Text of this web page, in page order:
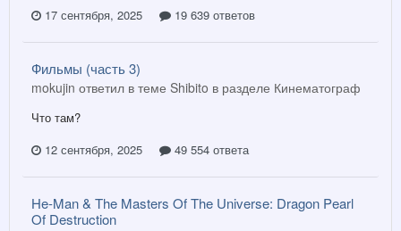
17 сентября, 2025
19 639 ответов
Фильмы (часть 3)
mokujin ответил в теме Shibito в разделе Кинематограф
Что там?
12 сентября, 2025
49 554 ответа
He-Man & The Masters Of The Universe: Dragon Pearl
Of Destruction